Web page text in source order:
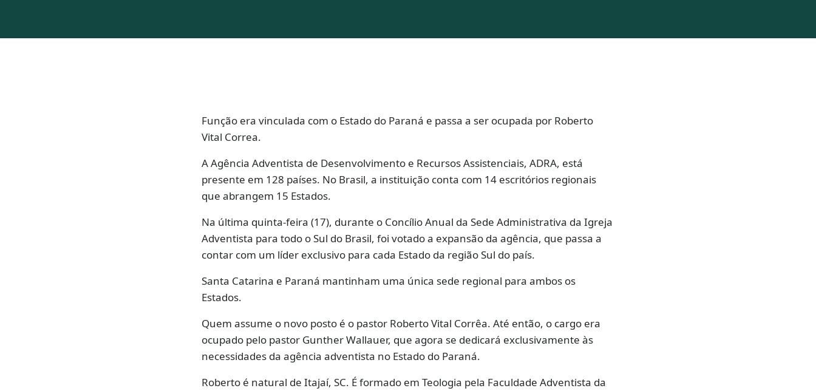
Função era vinculada com o Estado do Paraná e passa a ser ocupada por Roberto
Vital Correa.
A Agência Adventista de Desenvolvimento e Recursos Assistenciais, ADRA, está
presente em 128 países. No Brasil, a instituição conta com 14 escritórios regionais
que abrangem 15 Estados.
Na última quinta-feira (17), durante o Concílio Anual da Sede Administrativa da Igreja
Adventista para todo o Sul do Brasil, foi votado a expansão da agência, que passa a
contar com um líder exclusivo para cada Estado da região Sul do país.
Santa Catarina e Paraná mantinham uma única sede regional para ambos os
Estados.
Quem assume o novo posto é o pastor Roberto Vital Corrêa. Até então, o cargo era
ocupado pelo pastor Gunther Wallauer, que agora se dedicará exclusivamente às
necessidades da agência adventista no Estado do Paraná.
Roberto é natural de Itajaí, SC. É formado em Teologia pela Faculdade Adventista da